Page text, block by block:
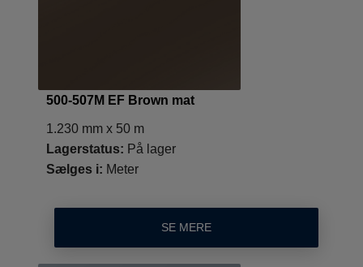
500-507M EF Brown mat
1.230 mm x 50 m
Lagerstatus: På lager
Sælges i: Meter
SE MERE